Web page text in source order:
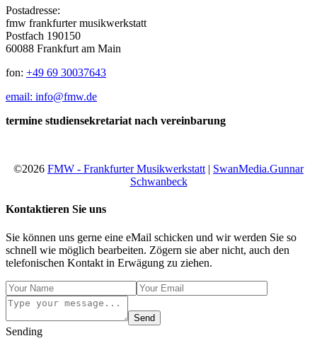
Postadresse:
fmw frankfurter musikwerkstatt
Postfach 190150
60088 Frankfurt am Main
fon: +49 69 30037643
email: info@fmw.de
termine studiensekretariat nach vereinbarung
©2026 FMW - Frankfurter Musikwerkstatt | SwanMedia.Gunnar
Schwanbeck
Kontaktieren Sie uns
Sie können uns gerne eine eMail schicken und wir werden Sie so
schnell wie möglich bearbeiten. Zögern sie aber nicht, auch den
telefonischen Kontakt in Erwägung zu ziehen.
Send
Sending